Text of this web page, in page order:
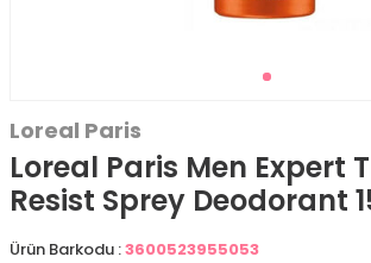
Loreal Paris
Loreal Paris Men Expert
Resist Sprey Deodorant
Ürün Barkodu :3600523955053